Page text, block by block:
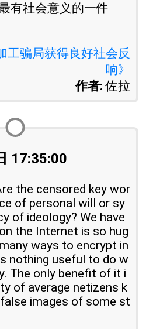
有社会意义的一件
工骗局获得良好社会反
响》
作者: 佐拉
17:35:00
the censored key wor
of personal will or sy
of ideology? We have
the Internet is so hug
ways to encrypt in
nothing useful to do w
The only benefit of it i
of average netizens k
images of some st